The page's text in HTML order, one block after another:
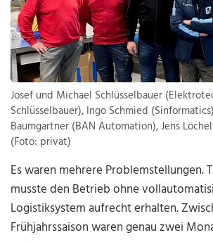
Josef und Michael Schlüsselbauer
Schlüsselbauer), Ingo Schmied
Baumgartner (BAN Automation), Jens
(Foto: privat)
Es waren mehrere Problemstellungen.
musste den Betrieb ohne
Logistiksystem aufrecht erhalten.
Frühjahrssaison waren genau zwei